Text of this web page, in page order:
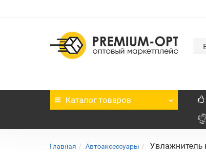
Каталог товаров
Главная Автоаксессуары Увлажнитель